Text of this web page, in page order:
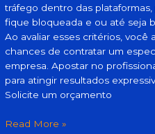
tráfego dentro das
fique bloqueada e ou até seja
Ao avaliar esses critérios,
chances de contratar um
empresa. Apostar no
para atingir resultados
Solicite um orçamento
Read More »